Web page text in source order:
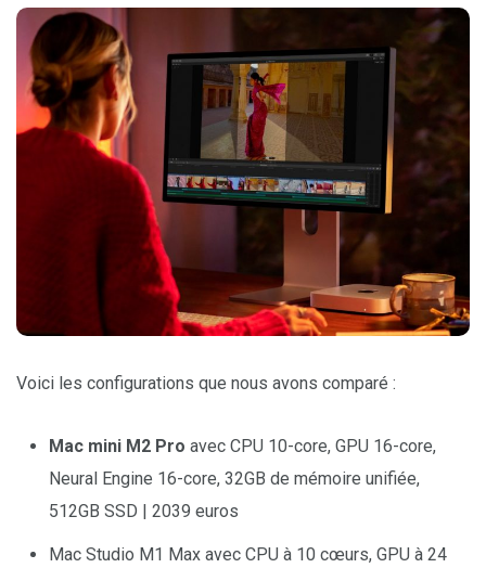
Voici les configurations que nous avons comparé :
Mac mini M2 Pro avec CPU 10-core, GPU 16-core,
Neural Engine 16-core, 32GB de mémoire unifiée,
512GB SSD | 2039 euros
Mac Studio M1 Max avec CPU à 10 cœurs, GPU à 24